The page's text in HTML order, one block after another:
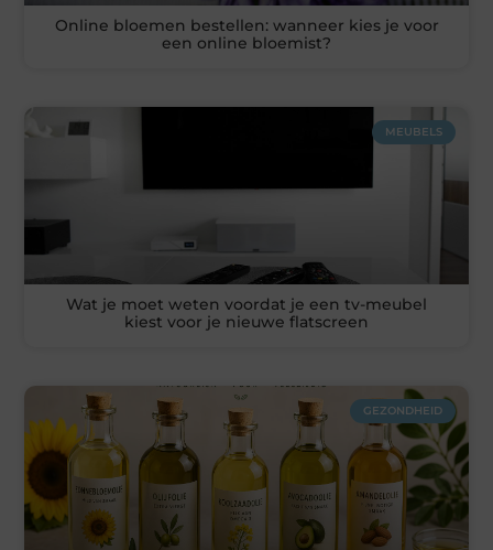
Online bloemen bestellen: wanneer kies je voor
een online bloemist?
MEUBELS
Wat je moet weten voordat je een tv-meubel
kiest voor je nieuwe flatscreen
GEZONDHEID